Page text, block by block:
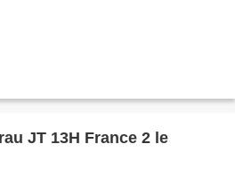
JT 13H France 2 le